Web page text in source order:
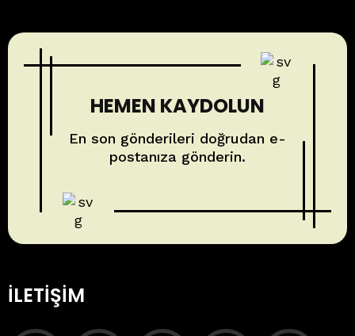
İLETIŞIM
HEMEN KAYDOLUN
En son gönderileri doğrudan e-
postanıza gönderin.